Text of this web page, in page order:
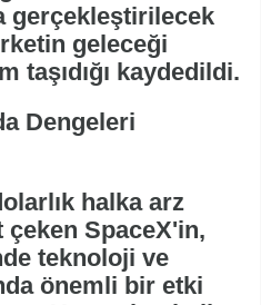
gerçekleştirilecek
geleceği
taşıdığı kaydedildi.
Dengeleri
halka arz
SpaceX'in,
teknoloji ve
önemli bir etki